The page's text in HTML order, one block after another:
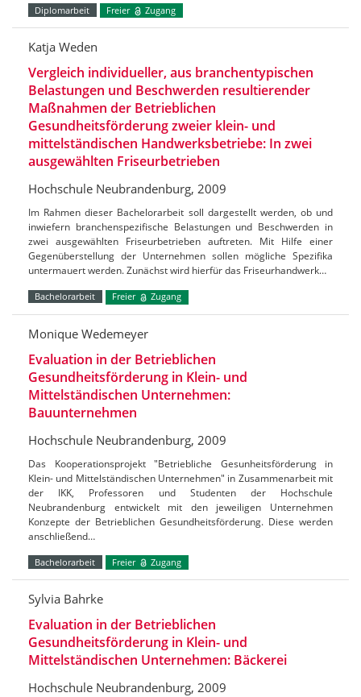
Diplomarbeit Freier Zugang
Katja Weden
Vergleich individueller, aus branchentypischen
Belastungen und Beschwerden resultierender
Maßnahmen der Betrieblichen
Gesundheitsförderung zweier klein- und
mittelständischen Handwerksbetriebe: In zwei
ausgewählten Friseurbetrieben
Hochschule Neubrandenburg, 2009
Im Rahmen dieser Bachelorarbeit soll dargestellt werden, ob und
inwiefern branchenspezifische Belastungen und Beschwerden in
zwei ausgewählten Friseurbetrieben auftreten. Mit Hilfe einer
Gegenüberstellung der Unternehmen sollen mögliche Spezifika
untermauert werden. Zunächst wird hierfür das Friseurhandwerk…
Bachelorarbeit Freier Zugang
Monique Wedemeyer
Evaluation in der Betrieblichen
Gesundheitsförderung in Klein- und
Mittelständischen Unternehmen:
Bauunternehmen
Hochschule Neubrandenburg, 2009
Das Kooperationsprojekt "Betriebliche Gesunheitsförderung in
Klein- und Mittelständischen Unternehmen" in Zusammenarbeit mit
der IKK, Professoren und Studenten der Hochschule
Neubrandenburg entwickelt mit den jeweiligen Unternehmen
Konzepte der Betrieblichen Gesundheitsförderung. Diese werden
anschließend…
Bachelorarbeit Freier Zugang
Sylvia Bahrke
Evaluation in der Betrieblichen
Gesundheitsförderung in Klein- und
Mittelständischen Unternehmen: Bäckerei
Hochschule Neubrandenburg, 2009